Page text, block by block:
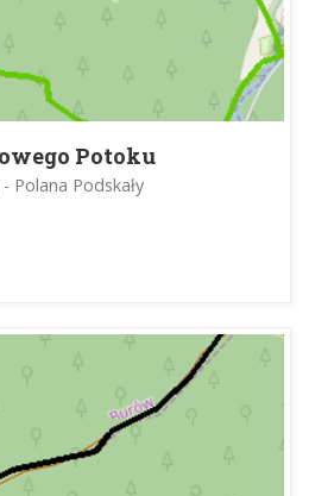
Potoku
Polana Podskały